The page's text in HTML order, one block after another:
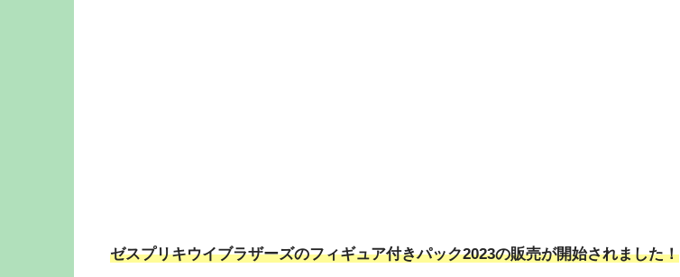
ゼスプリキウイブラザーズのフィギュア付きパック2023の販売が開始されました！